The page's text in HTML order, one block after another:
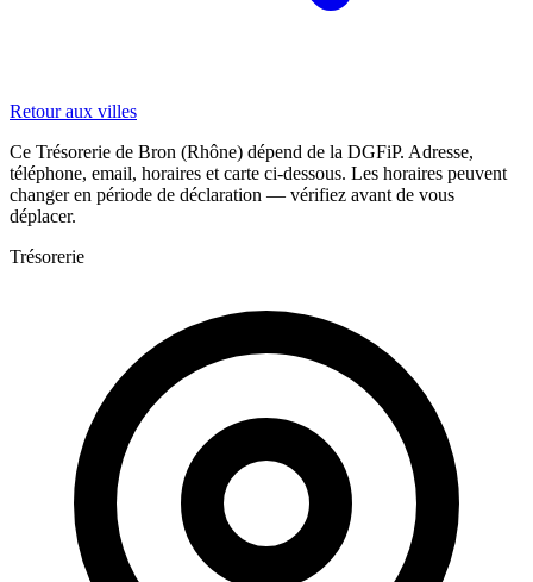
Retour aux villes
Ce Trésorerie de Bron (Rhône) dépend de la DGFiP. Adresse,
téléphone, email, horaires et carte ci-dessous. Les horaires peuvent
changer en période de déclaration — vérifiez avant de vous
déplacer.
Trésorerie